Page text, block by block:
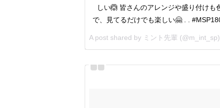
しい🙆 皆さんのアレンジや盛り付けも
で、見てるだけでも楽しい🤗 . .
A post shared by ミント先輩